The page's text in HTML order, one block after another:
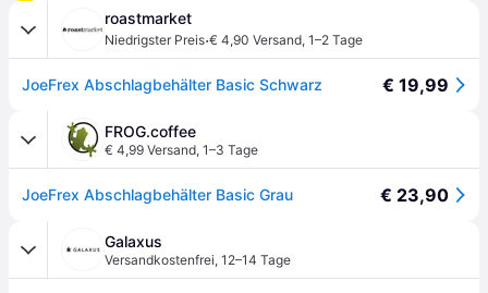
roastmarket
Niedrigster Preis·€ 4,90 Versand, 1–2 Tage
JoeFrex Abschlagbehälter Basic Schwarz € 19,99
FROG.coffee
€ 4,99 Versand, 1–3 Tage
JoeFrex Abschlagbehälter Basic Grau € 23,90
Galaxus
Versandkostenfrei, 12–14 Tage